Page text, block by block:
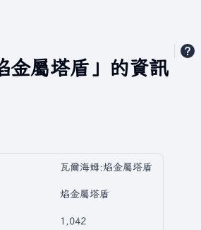
金屬塔盾」的資訊
瓦爾海姆:焰金屬塔盾
焰金屬塔盾
1,042